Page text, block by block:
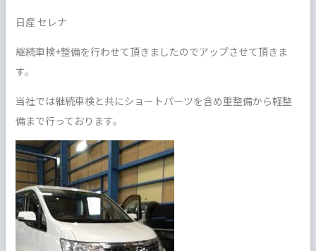
日産 セレナ
継続車検+整備を行わせて頂きましたのでアップさせて頂きま
す。
当社では継続車検と共にショートパーツを含め重整備から軽整
備まで行っております。